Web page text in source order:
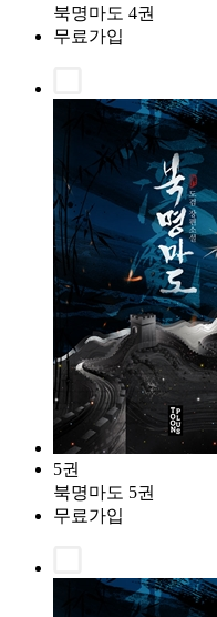
북명마도 4권
무료가입
5권
북명마도 5권
무료가입